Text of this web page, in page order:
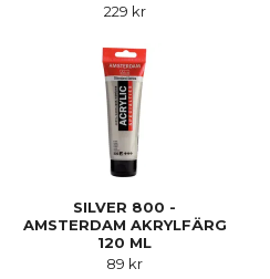
229 kr
SILVER 800 -
AMSTERDAM AKRYLFÄRG
120 ML
89 kr